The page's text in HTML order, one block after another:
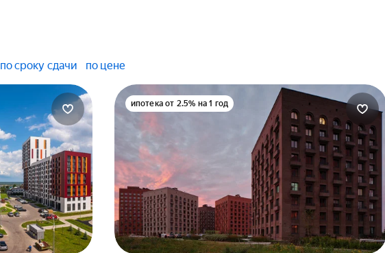
по сроку сдачи по цене
ипотека от 2.5% на 1 год